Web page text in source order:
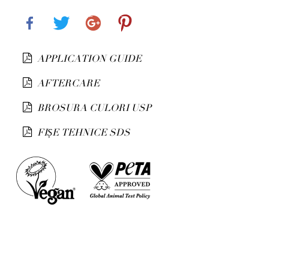
APPLICATION GUIDE
AFTERCARE
BROSURA CULORI USP
FIȘE TEHNICE SDS